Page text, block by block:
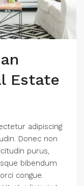
Estate
adipiscing
Donec non
purus,
bibendum
congue.